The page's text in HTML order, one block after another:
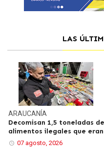
LAS
ARAUCANÍA
Decomisan 1,5 toneladas de
alimentos ilegales que eran
07 agosto, 2026